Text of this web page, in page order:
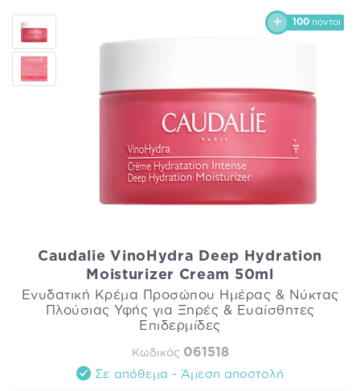
100 πόντοι
Caudalie VinoHydra Deep Hydration
Moisturizer Cream 50ml
Ενυδατική Κρέμα Προσώπου Ημέρας & Νύκτας
Πλούσιας Υφής για Ξηρές & Ευαίσθητες
Επιδερμίδες
Κωδικός 061518
Σε απόθεμα - Άμεση αποστολή